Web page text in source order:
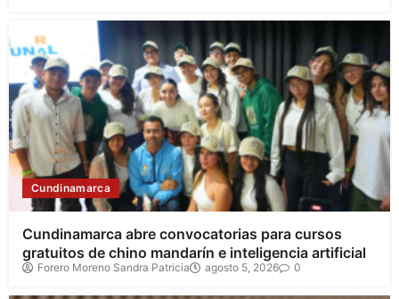
Cundinamarca
Cundinamarca abre convocatorias para cursos
gratuitos de chino mandarín e inteligencia artificial
Forero Moreno Sandra Patricia agosto 5, 2026 0